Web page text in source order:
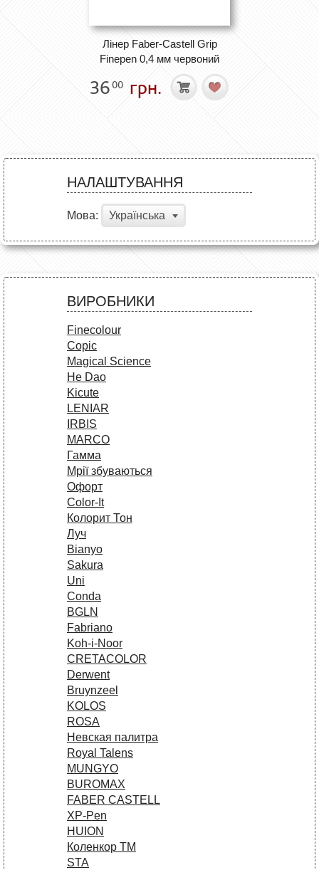
Лінер Faber-Castell Grip
Finepen 0,4 мм червоний
3600 грн.
НАЛАШТУВАННЯ
Мова: Українська
ВИРОБНИКИ
Finecolour
Copic
Magical Science
He Dao
Kicute
LENIAR
IRBIS
MARCO
Гамма
Мрії збуваються
Офорт
Сolor-It
Колорит Тон
Луч
Bianyo
Sakura
Uni
Conda
BGLN
Fabriano
Koh-i-Noor
CRETACOLOR
Derwent
Bruynzeel
KOLOS
ROSA
Невская палитра
Royal Talens
MUNGYO
BUROMAX
FABER CASTELL
XP-Pen
HUION
Коленкор ТМ
STA